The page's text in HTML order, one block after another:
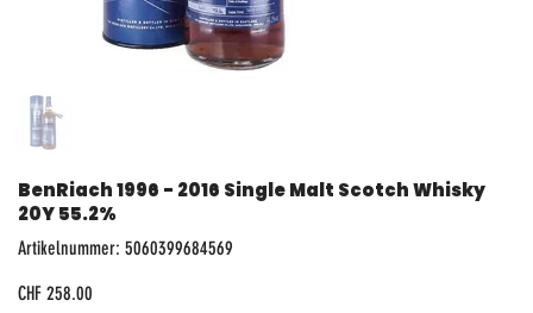
BenRiach 1996 - 2016 Single Malt Scotch Whisky
20Y 55.2%
Artikelnummer: Artikelnummer:
5060399684569
5060399684569
Preis
CHF 258.00